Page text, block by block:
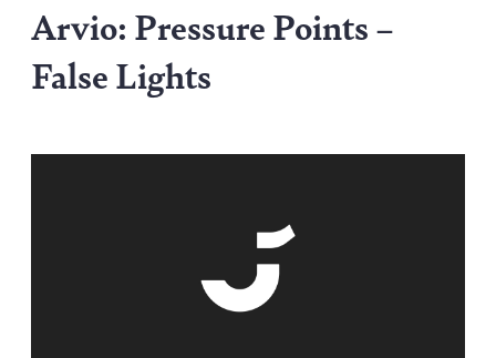
Arvio: Pressure Points –
False Lights